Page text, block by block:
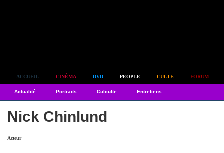
ACCUEIL CINÉMA DVD PEOPLE CULTE FORUM
Actualité Portraits Culculte Entretiens
Nick Chinlund
Acteur